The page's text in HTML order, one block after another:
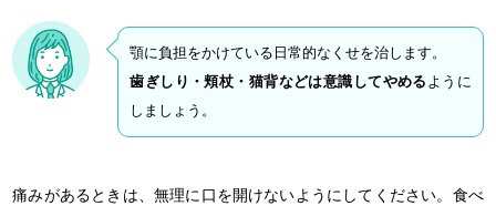
顎に負担をかけている日常的なくせを治します。
歯ぎしり・頬杖・猫背などは意識してやめる ように
しましょう。
痛みがあるときは、無理に口を開けないようにしてください。食べ